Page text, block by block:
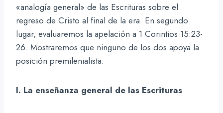
«analogía general» de las Escrituras sobre el
regreso de Cristo al final de la era. En segundo
lugar, evaluaremos la apelación a 1 Corintios 15:23-
26. Mostraremos que ninguno de los dos apoya la
posición premilenialista.
I. La enseñanza general de las Escrituras